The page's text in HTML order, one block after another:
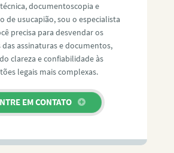
documentoscopia e
de usucapião, sou o especialista
precisa para desvendar os
das assinaturas e documentos,
clareza e confiabilidade às
legais mais complexas.
EM CONTATO